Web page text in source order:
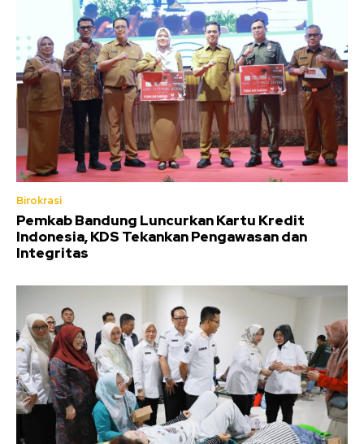
Birokrasi
Pemkab Bandung Luncurkan Kartu Kredit
Indonesia, KDS Tekankan Pengawasan dan
Integritas